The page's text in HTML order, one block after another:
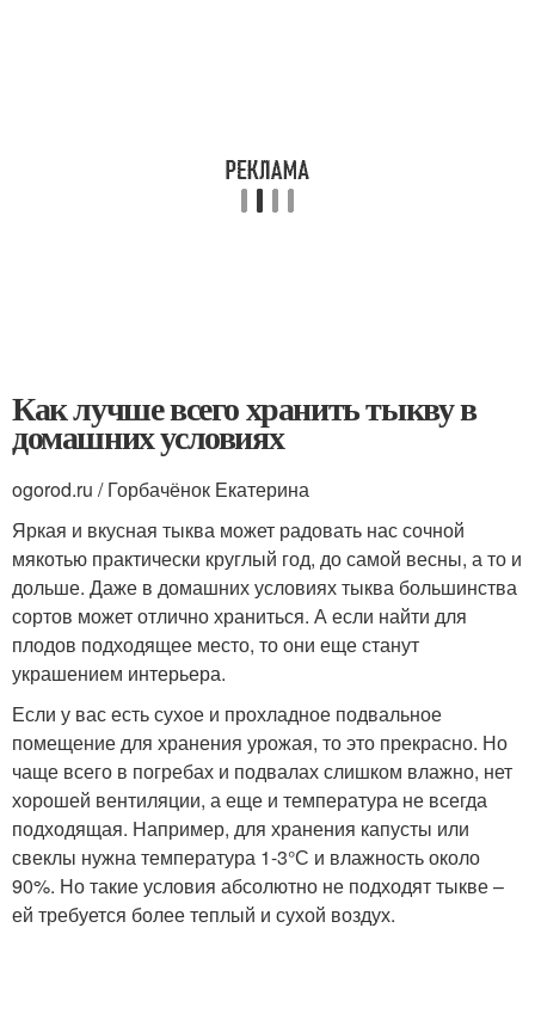
Как лучше всего хранить тыкву в
домашних условиях
ogorod.ru / Горбачёнок Екатерина
Яркая и вкусная тыква может радовать нас сочной
мякотью практически круглый год, до самой весны, а то и
дольше. Даже в домашних условиях тыква большинства
сортов может отлично храниться. А если найти для
плодов подходящее место, то они еще станут
украшением интерьера.
Если у вас есть сухое и прохладное подвальное
помещение для хранения урожая, то это прекрасно. Но
чаще всего в погребах и подвалах слишком влажно, нет
хорошей вентиляции, а еще и температура не всегда
подходящая. Например, для хранения капусты или
свеклы нужна температура 1-3°С и влажность около
90%. Но такие условия абсолютно не подходят тыкве –
ей требуется более теплый и сухой воздух.